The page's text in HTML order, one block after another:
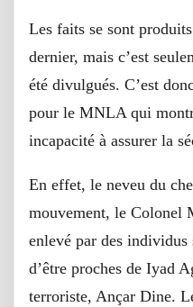
Les faits se sont
dernier, mais c’est
été divulgués. C’est
pour le MNLA qui
incapacité à assurer la
En effet, le neveu du
mouvement, le Colonel
enlevé par des
d’être proches de Iyad
terroriste, Ançar Dine.